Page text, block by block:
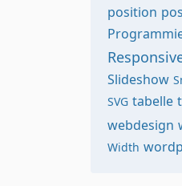
position
Slideshow
SVG tabelle
webdesign
Width